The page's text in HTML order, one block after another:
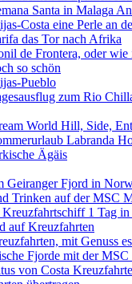
Santa in Malaga
Costa eine Perle an
das Tor nach Afrika
de Frontera, oder wie
so schön
Pueblo
zum Rio
World Hill, Side,
Labranda
Ägäis
Geiranger Fjord in
Trinken auf der MSC
1 Tag in
auf Kreuzfahrten
mit Genuss
Fjorde mit der
von Costa